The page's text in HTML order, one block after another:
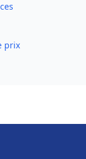
prix